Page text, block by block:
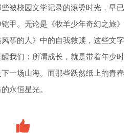
被校园文学记录的滚烫时光，早已
甲。无论是《牧羊少年奇幻之旅》
筝的人》中的自我救赎，这些文字
我们：所谓成长，就是带着年少时
一场山海。而那些跃然纸上的青春
永恒星光。